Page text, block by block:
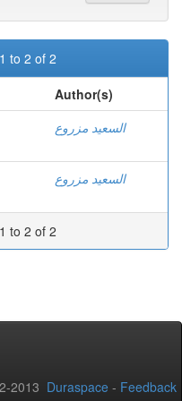
to 2 of 2
Author(s)
السعيد مزروع
السعيد مزروع
to 2 of 2
2013 Duraspace - Feedback